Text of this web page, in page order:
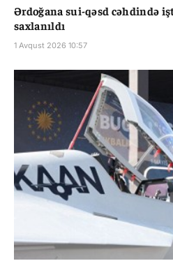
Ərdoğana sui-qəsd cəhdində
saxlanıldı
1 Avqust 2026 10:57